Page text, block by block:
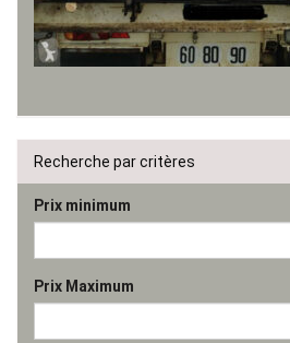
Recherche par critères
Prix minimum
Prix Maximum